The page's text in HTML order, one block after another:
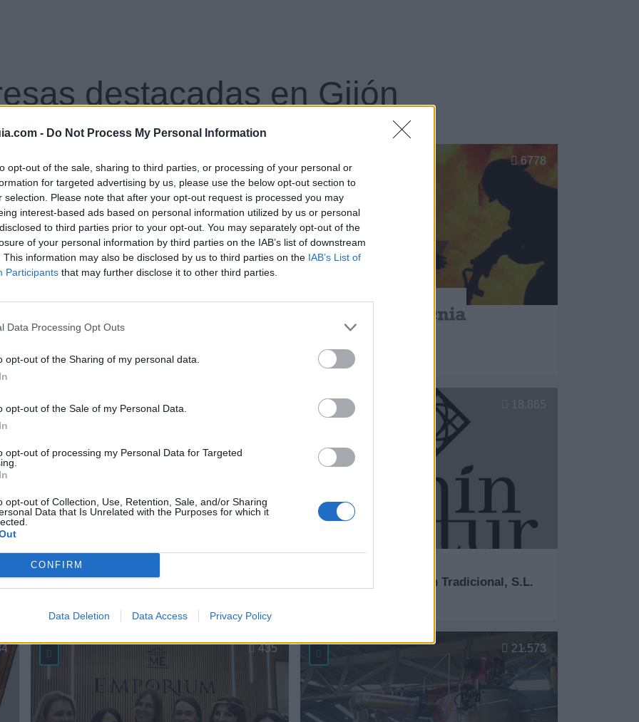
- Do Not Process My Personal Information
opt-out of the sale, sharing to third parties, or processing of your personal or
for targeted advertising by us, please use the below opt-out section to
selection. Please note that after your opt-out request is processed you may
interest-based ads based on personal information utilized by us or personal
to third parties prior to your opt-out. You may separately opt-out of the
of your personal information by third parties on the IAB’s list of downstream
This information may also be disclosed by us to third parties on the IAB’s List of
Participants that may further disclose it to other third parties.
Data Processing Opt Outs
opt-out of the Sharing of my personal data.
opt-out of the Sale of my Personal Data.
opt-out of processing my Personal Data for Targeted
opt-out of Collection, Use, Retention, Sale, and/or Sharing
Data that Is Unrelated with the Purposes for which it
CONFIRM
Data Deletion Data Access Privacy Policy
destacadas en Gijón
Gijón (Asturias) Gijon (Asturias)
6778
de Empleo Apta, S.L. * Codilex Alimentación Tradicional, S.L.
435 21.573